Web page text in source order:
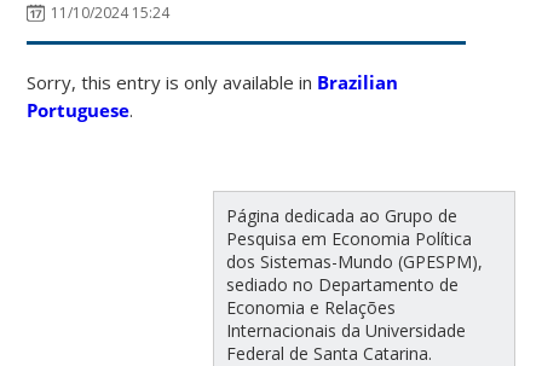
11/10/2024 15:24
Sorry, this entry is only available in Brazilian
Portuguese.
Página dedicada ao Grupo de
Pesquisa em Economia Política
dos Sistemas-Mundo (GPESPM),
sediado no Departamento de
Economia e Relações
Internacionais da Universidade
Federal de Santa Catarina.